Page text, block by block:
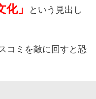
」
という見出し
コミを敵に回すと恐